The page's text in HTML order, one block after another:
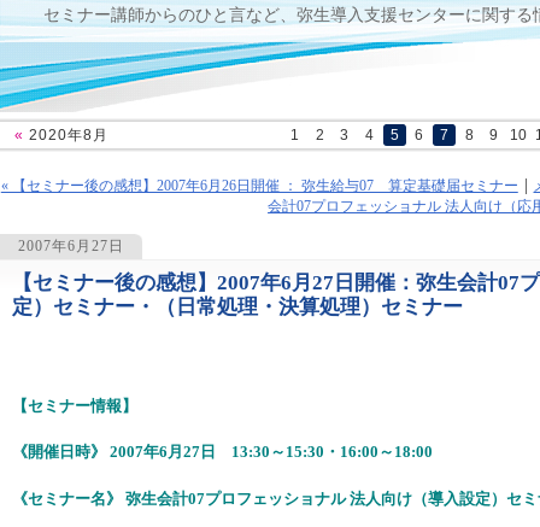
セミナー講師からのひと言など、弥生導入支援センターに関す
«2020年8月 1 2 3 4 5 6 7 8 9 10
« 【セミナー後の感想】2007年6月26日開催 ： 弥生給与07 算定基礎届セミナー
会計07プロフェッショナル 法人向け（応
2007年6月27日
【セミナー後の感想】2007年6月27日開催：弥生会計07
定）セミナー・（日常処理・決算処理）セミナー
【セミナー情報】
《開催日時》 2007年6月27日 13:30～15:30・16:00～18:00
《セミナー名》 弥生会計07プロフェッショナル 法人向け（導入設定）セ